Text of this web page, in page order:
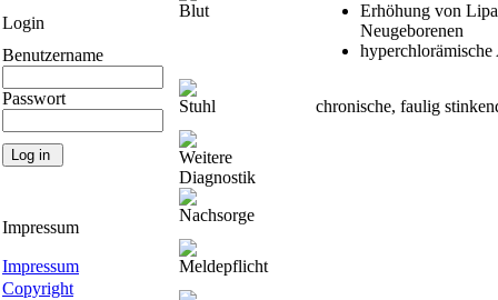
Login
Benutzername
Passwort
Impressum
Impressum
Copyright
Blut
Erhöhung von
Neugeborenen
Stuhl chronische, faulig
Weitere
Diagnostik
Nachsorge
Meldepflicht